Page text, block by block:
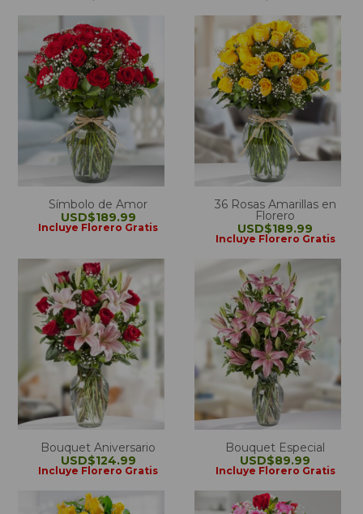
Símbolo de Amor
USD$189.99
Incluye Florero Gratis
36 Rosas Amarillas en
Florero
USD$189.99
Incluye Florero Gratis
Bouquet Aniversario
USD$124.99
Incluye Florero Gratis
Bouquet Especial
USD$89.99
Incluye Florero Gratis